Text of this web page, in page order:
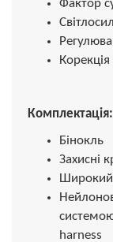
Фактор
Комплектація:
Бінокль
Захисні
harness